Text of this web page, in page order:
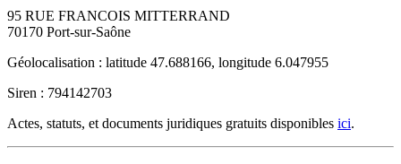
95 RUE FRANCOIS MITTERRAND
70170 Port-sur-Saône
Géolocalisation : latitude 47.688166, longitude 6.047955
Siren : 794142703
Actes, statuts, et documents juridiques gratuits disponibles ici.